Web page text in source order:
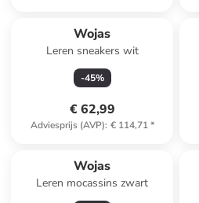
Wojas
Leren sneakers wit
-45%
€ 62,99
Adviesprijs (AVP): € 114,71*
Wojas
Leren mocassins zwart